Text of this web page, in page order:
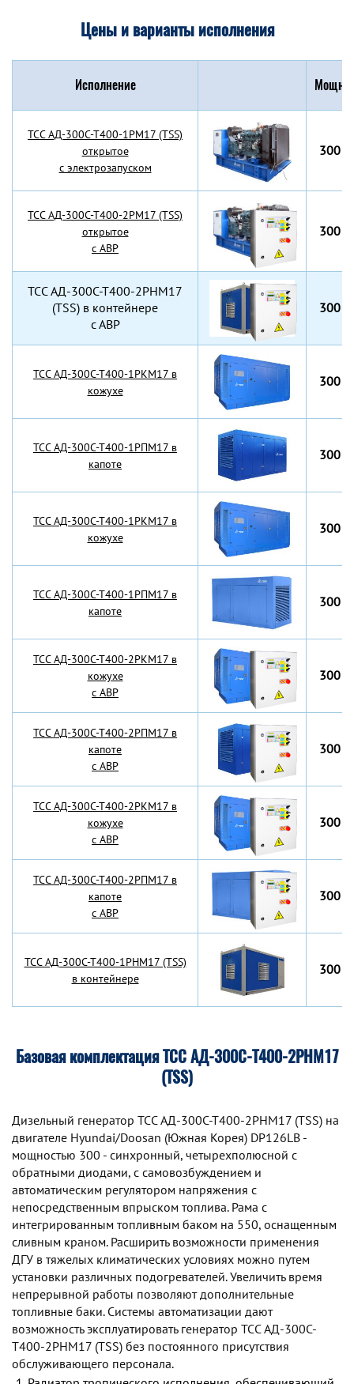
Цены и варианты исполнения
Исполнение
TCC АД-300С-Т400-1РМ17 (TSS)
открытое
с электрозапуском
300
TCC АД-300С-Т400-2РМ17 (TSS)
открытое
с АВР
300
TCC АД-300С-Т400-2РНМ17
(TSS) в контейнере
с АВР
300
TCC АД-300С-Т400-1РКМ17 в
кожухе
300
TCC АД-300С-Т400-1РПМ17 в
капоте
300
TCC АД-300С-Т400-1РКМ17 в
кожухе
300
TCC АД-300С-Т400-1РПМ17 в
капоте
300
TCC АД-300С-Т400-2РКМ17 в
кожухе
с АВР
300
TCC АД-300С-Т400-2РПМ17 в
капоте
с АВР
300
TCC АД-300С-Т400-2РКМ17 в
кожухе
с АВР
300
TCC АД-300С-Т400-2РПМ17 в
капоте
с АВР
300
TCC АД-300С-Т400-1РНМ17 (TSS)
в контейнере
300
Базовая комплектация ТСС АД-300С-Т400-2РНМ17
(TSS)
Дизельный генератор TCC АД-300С-Т400-2РНМ17 (TSS) на
двигателе Hyundai/Doosan (Южная Корея) DP126LB -
мощностью 300 - синхронный, четырехполюсной с
обратными диодами, с самовозбуждением и
автоматическим регулятором напряжения с
непосредственным впрыском топлива. Рама с
интегрированным топливным баком на 550, оснащенным
сливным краном. Расширить возможности применения
ДГУ в тяжелых климатических условиях можно путем
установки различных подогревателей. Увеличить время
непрерывной работы позволяют дополнительные
топливные баки. Системы автоматизации дают
возможность эксплуатировать генератор TCC АД-300С-
Т400-2РНМ17 (TSS) без постоянного присутствия
обслуживающего персонала.